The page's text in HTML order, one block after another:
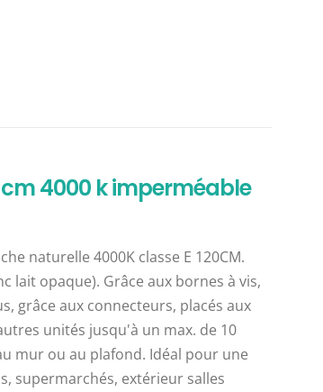
cm 4000 k imperméable
naturelle 4000K classe E 120CM.
lait opaque). Grâce aux bornes à vis,
grâce aux connecteurs, placés aux
unités jusqu'à un max. de 10
mur ou au plafond. Idéal pour une
supermarchés, extérieur salles